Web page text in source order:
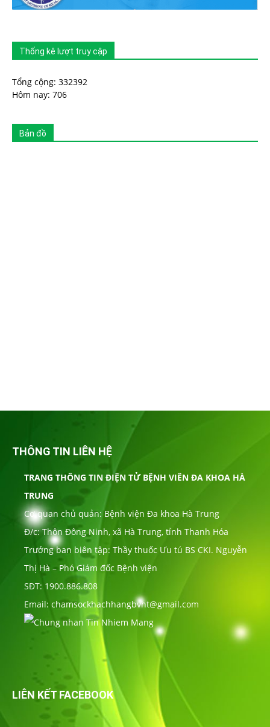
Thống kê lượt truy cập
Tổng cộng: 332392
Hôm nay: 706
Bản đồ
THÔNG TIN LIÊN HỆ
TRANG THÔNG TIN ĐIỆN TỬ BỆNH VIÊN ĐA KHOA HÀ
TRUNG
Cơ quan chủ quản: Bệnh viện Đa khoa Hà Trung
Đ/c: Thôn Đông Ninh, xã Hà Trung, tỉnh Thanh Hóa
Trưởng ban biên tập: Thầy thuốc Ưu tú BS CKI. Nguyễn
Thị Hà – Phó Giám đốc Bệnh viện
SĐT: 1900.886.808
Email: chamsockhachhangbvht@gmail.com
LIÊN KẾT FACEBOOK